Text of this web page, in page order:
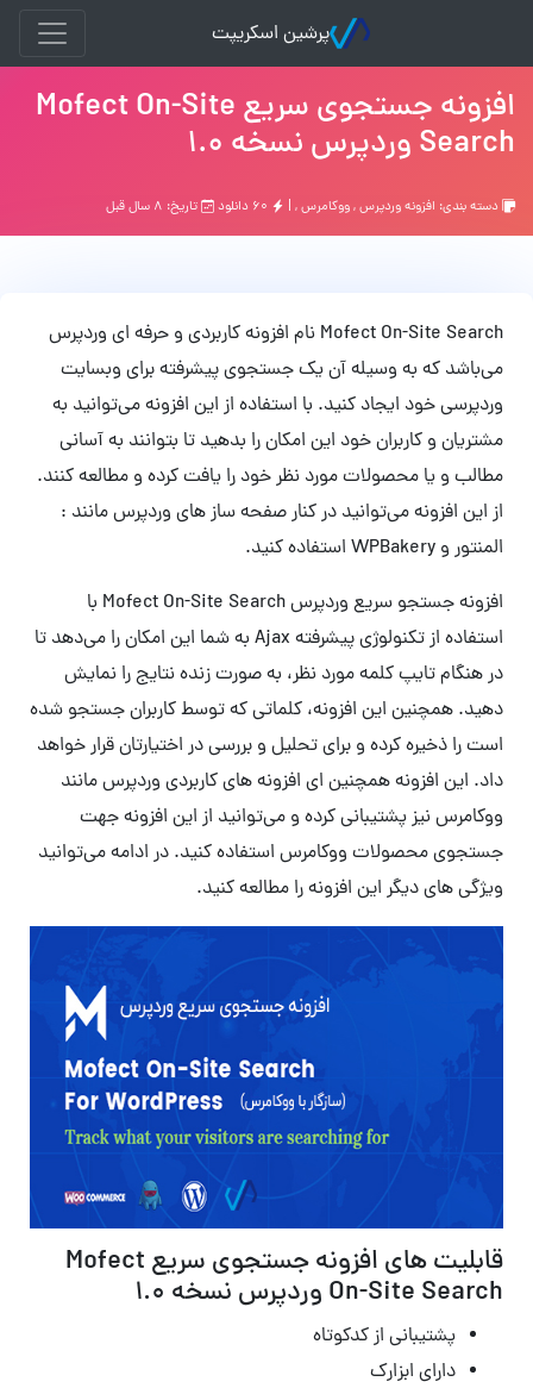
پرشین اسکریپت
افزونه جستجوی سریع Mofect On-Site
Search وردپرس نسخه 1.0
دسته بندی: افزونه وردپرس,ووکامرس, | تاریخ: ۸ سال قبل
Mofect On-Site Search نام افزونه کاربردی و حرفه ای وردپرس
می‌باشد که به وسیله آن یک جستجوی پیشرفته برای وبسایت
وردپرسی خود ایجاد کنید. با استفاده از این افزونه می‌توانید به
مشتریان و کاربران خود این امکان را بدهید تا بتوانند به آسانی
مطالب و یا محصولات مورد نظر خود را یافت کرده و مطالعه کنند.
از این افزونه می‌توانید در کنار صفحه ساز های وردپرس مانند :
المنتور و WPBakery استفاده کنید.
افزونه جستجو سریع وردپرس Mofect On-Site Search با
استفاده از تکنولوژی پیشرفته Ajax به شما این امکان را می‌دهد تا
در هنگام تایپ کلمه مورد نظر، به صورت زنده نتایج را نمایش
دهید. همچنین این افزونه، کلماتی که توسط کاربران جستجو شده
است را ذخیره کرده و برای تحلیل و بررسی در اختیارتان قرار خواهد
داد. این افزونه همچنین ای افزونه های کاربردی وردپرس مانند
ووکامرس نیز پشتیبانی کرده و می‌توانید از این افزونه جهت
جستجوی محصولات ووکامرس استفاده کنید. در ادامه می‌توانید
ویژگی های دیگر این افزونه را مطالعه کنید.
قابلیت های افزونه جستجوی سریع Mofect
On-Site Search وردپرس نسخه 1.0
پشتیبانی از کدکوتاه
دارای ابزارک